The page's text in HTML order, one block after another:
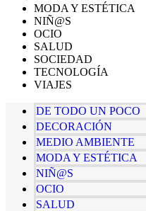
MODA Y ESTÉTICA
NIÑ@S
OCIO
SALUD
SOCIEDAD
TECNOLOGÍA
VIAJES
DE TODO UN POCO
DECORACIÓN
MEDIO AMBIENTE
MODA Y ESTÉTICA
NIÑ@S
OCIO
SALUD